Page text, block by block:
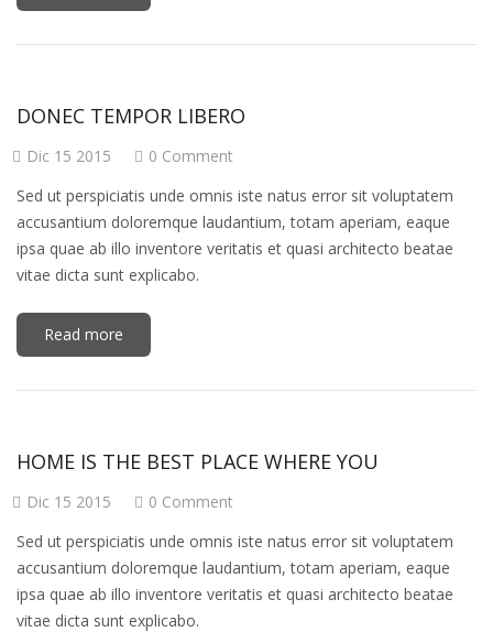
DONEC TEMPOR LIBERO
Dic 15 2015
0 Comment
Sed ut perspiciatis unde omnis iste natus error sit voluptatem
accusantium doloremque laudantium, totam aperiam, eaque
ipsa quae ab illo inventore veritatis et quasi architecto beatae
vitae dicta sunt explicabo.
Read more
HOME IS THE BEST PLACE WHERE YOU
Dic 15 2015
0 Comment
Sed ut perspiciatis unde omnis iste natus error sit voluptatem
accusantium doloremque laudantium, totam aperiam, eaque
ipsa quae ab illo inventore veritatis et quasi architecto beatae
vitae dicta sunt explicabo.